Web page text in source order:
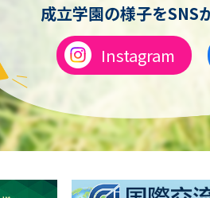
成立学園の様子をSNS
Instagram